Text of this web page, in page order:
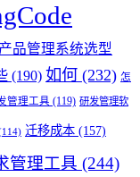
产品管理系统选型
(190) 如何 (232) 怎
管理工具 (119) 研发管理软
迁移成本 (157)
管理工具 (244)